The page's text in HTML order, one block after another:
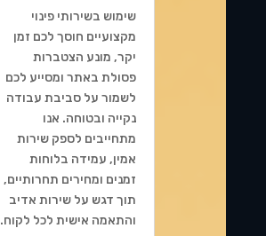
שימוש בשירותי פינוי
מקצועיים חוסך לכם זמן
יקר, מונע הצטברות
פסולת באתר ומסייע לכם
לשמור על סביבת עבודה
נקייה ובטוחה. אנו
מתחייבים לספק שירות
אמין, עמידה בלוחות
זמנים ומחירים תחרותיים,
תוך דגש על שירות אדיב
והתאמה אישית לכל לקוח.